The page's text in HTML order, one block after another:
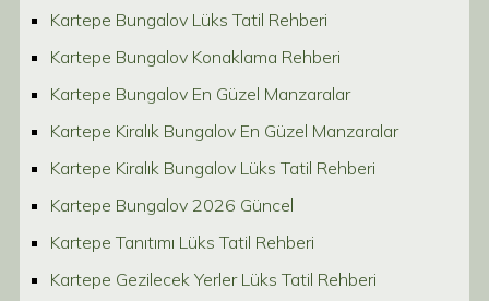
Kartepe Bungalov Lüks Tatil Rehberi
Kartepe Bungalov Konaklama Rehberi
Kartepe Bungalov En Güzel Manzaralar
Kartepe Kiralık Bungalov En Güzel Manzaralar
Kartepe Kiralık Bungalov Lüks Tatil Rehberi
Kartepe Bungalov 2026 Güncel
Kartepe Tanıtımı Lüks Tatil Rehberi
Kartepe Gezilecek Yerler Lüks Tatil Rehberi